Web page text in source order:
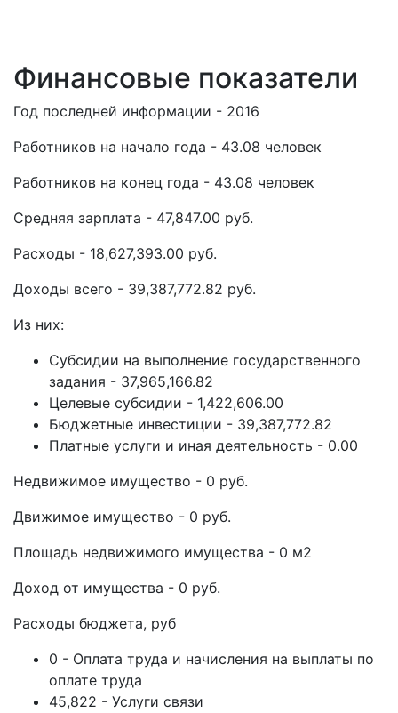
Финансовые показатели
Год последней информации - 2016
Работников на начало года - 43.08 человек
Работников на конец года - 43.08 человек
Средняя зарплата - 47,847.00 руб.
Расходы - 18,627,393.00 руб.
Доходы всего - 39,387,772.82 руб.
Из них:
Субсидии на выполнение государственного
задания - 37,965,166.82
Целевые субсидии - 1,422,606.00
Бюджетные инвестиции - 39,387,772.82
Платные услуги и иная деятельность - 0.00
Недвижимое имущество - 0 руб.
Движимое имущество - 0 руб.
Площадь недвижимого имущества - 0 м2
Доход от имущества - 0 руб.
Расходы бюджета, руб
0 - Оплата труда и начисления на выплаты по
оплате труда
45,822 - Услуги связи